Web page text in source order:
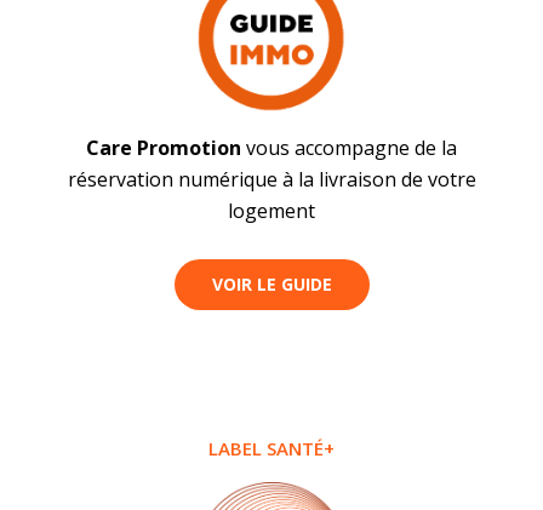
Care Promotion vous accompagne de la
réservation numérique à la livraison de votre
logement
VOIR LE GUIDE
LABEL SANTÉ+